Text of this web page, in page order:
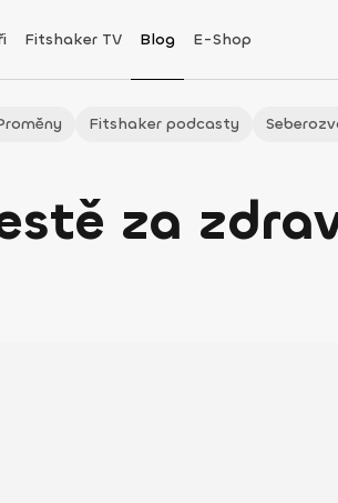
Fitshaker TV Blog E-Shop
Fitshaker podcasty
za